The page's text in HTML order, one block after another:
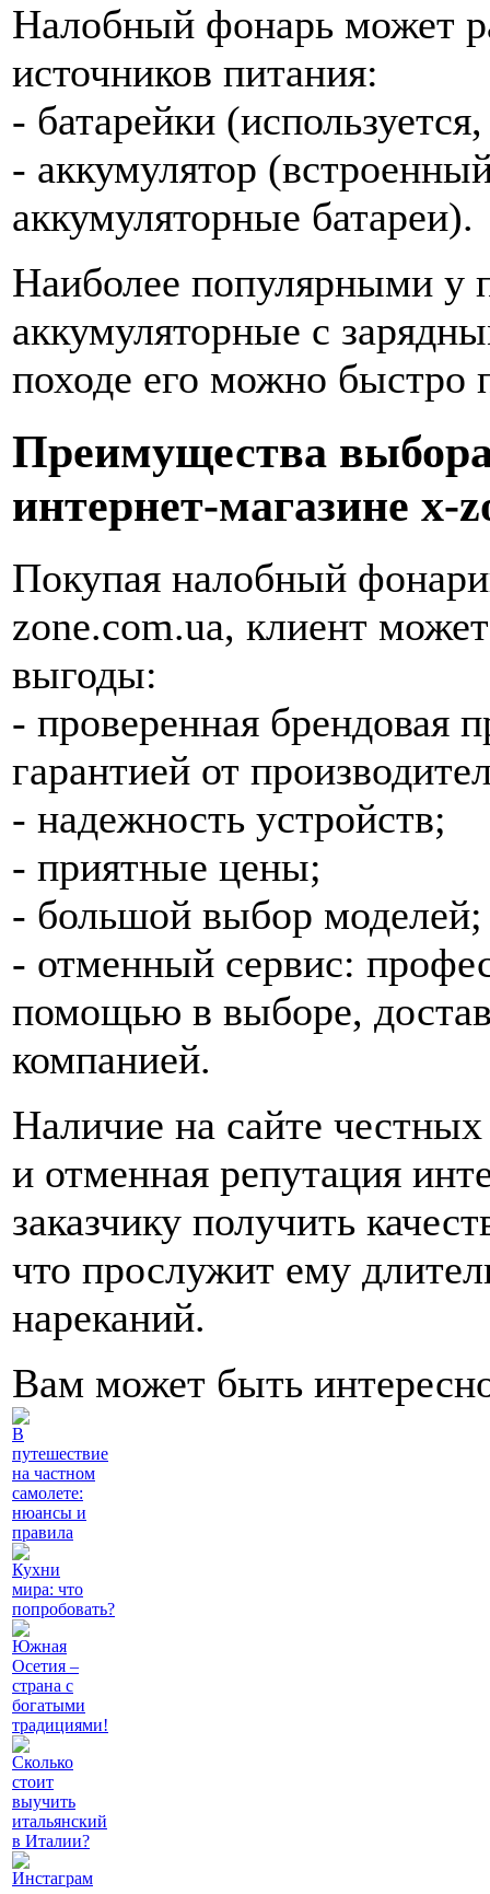
Налобный фонарь может
источников питания:
- батарейки
- аккумулятор
аккумуляторные батареи).
Наиболее популярными у
аккумуляторные с
походе его можно быстро
Преимущества
интернет-магазине x-
Покупая налобный
zone.com.ua, клиент
выгоды:
- проверенная брендовая
гарантией от
- надежность устройств;
- приятные цены;
- большой выбор моделей;
- отменный сервис:
помощью в выборе,
компанией.
Наличие на сайте
и отменная репутация
заказчику получить
что прослужит ему
нареканий.
Вам может быть
В
путешествие
на частном
самолете:
нюансы и
правила
Кухни
мира: что
попробовать?
Южная
Осетия –
страна с
богатыми
традициями!
Сколько
стоит
выучить
итальянский
в Италии?
Инстаграм